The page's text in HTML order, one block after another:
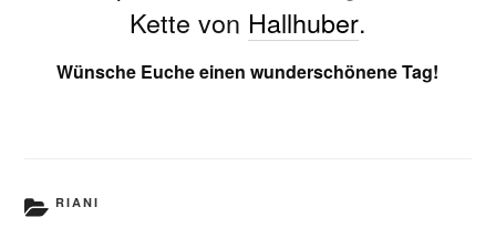
Kette von Hallhuber.
Wünsche Euche einen wunderschönene Tag!
KATEGORIEN
RIANI